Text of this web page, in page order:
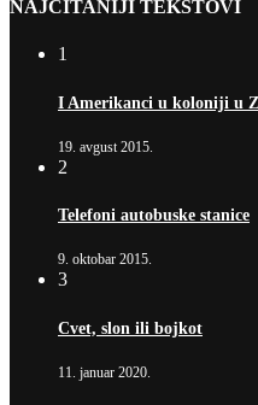
NAJČITANIJI TEKSTOVI
1
I Amerikanci u koloniji u
19. avgust 2015.
2
Telefoni autobuske stanice
9. oktobar 2015.
3
Cvet, slon ili bojkot
11. januar 2020.